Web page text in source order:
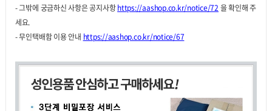
- 그밖에 궁금하신 사항은 공지사항https://aashop.co.kr/notice/72 을 확인해 주
세요.
- 무인택배함 이용 안내 https://aashop.co.kr/notice/67